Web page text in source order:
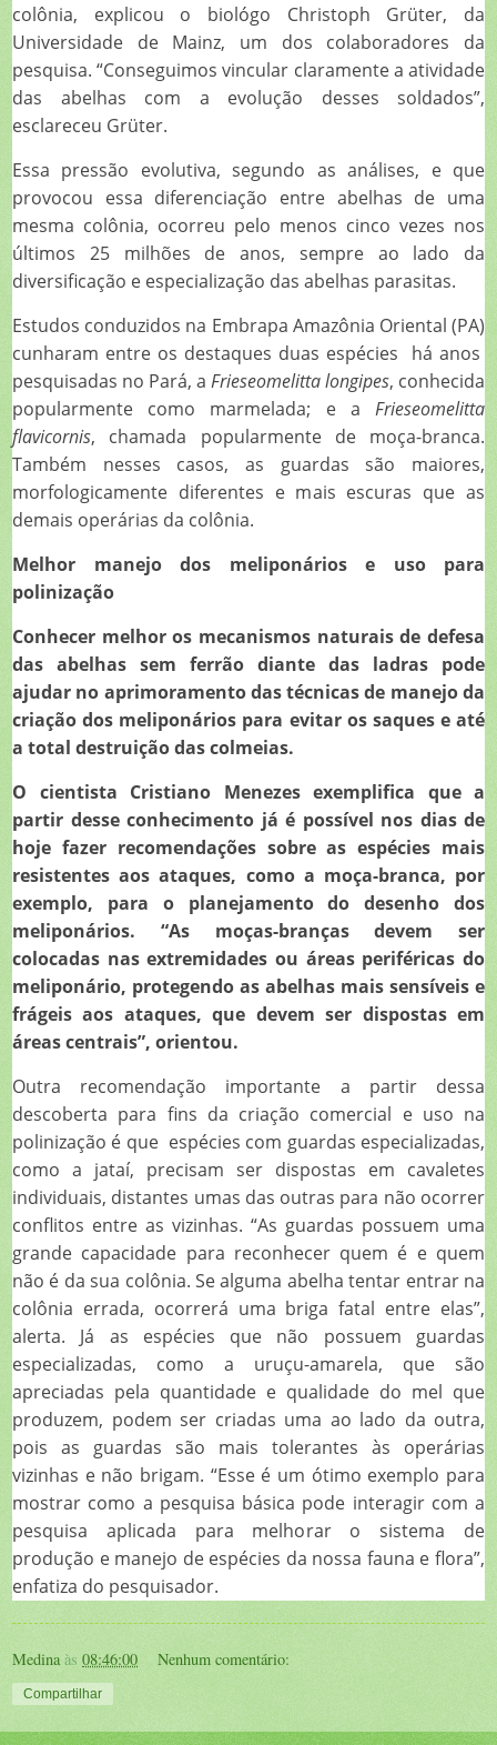
colônia, explicou o biológo Christoph Grüter, da
Universidade de Mainz, um dos colaboradores da
pesquisa. “Conseguimos vincular claramente a atividade
das abelhas com a evolução desses soldados”,
esclareceu Grüter.
Essa pressão evolutiva, segundo as análises, e que
provocou essa diferenciação entre abelhas de uma
mesma colônia, ocorreu pelo menos cinco vezes nos
últimos 25 milhões de anos, sempre ao lado da
diversificação e especialização das abelhas parasitas.
Estudos conduzidos na Embrapa Amazônia Oriental (PA)
cunharam entre os destaques duas espécies há anos
pesquisadas no Pará, a Frieseomelitta longipes, conhecida
popularmente como marmelada; e a Frieseomelitta
flavicornis, chamada popularmente de moça-branca.
Também nesses casos, as guardas são maiores,
morfologicamente diferentes e mais escuras que as
demais operárias da colônia.
Melhor manejo dos meliponários e uso para
polinização
Conhecer melhor os mecanismos naturais de defesa
das abelhas sem ferrão diante das ladras pode
ajudar no aprimoramento das técnicas de manejo da
criação dos meliponários para evitar os saques e até
a total destruição das colmeias.
O cientista Cristiano Menezes exemplifica que a
partir desse conhecimento já é possível nos dias de
hoje fazer recomendações sobre as espécies mais
resistentes aos ataques, como a moça-branca, por
exemplo, para o planejamento do desenho dos
meliponários. “As moças-branças devem ser
colocadas nas extremidades ou áreas periféricas do
meliponário, protegendo as abelhas mais sensíveis e
frágeis aos ataques, que devem ser dispostas em
áreas centrais”, orientou.
Outra recomendação importante a partir dessa
descoberta para fins da criação comercial e uso na
polinização é que espécies com guardas especializadas,
como a jataí, precisam ser dispostas em cavaletes
individuais, distantes umas das outras para não ocorrer
conflitos entre as vizinhas. “As guardas possuem uma
grande capacidade para reconhecer quem é e quem
não é da sua colônia. Se alguma abelha tentar entrar na
colônia errada, ocorrerá uma briga fatal entre elas”,
alerta. Já as espécies que não possuem guardas
especializadas, como a uruçu-amarela, que são
apreciadas pela quantidade e qualidade do mel que
produzem, podem ser criadas uma ao lado da outra,
pois as guardas são mais tolerantes às operárias
vizinhas e não brigam. “Esse é um ótimo exemplo para
mostrar como a pesquisa básica pode interagir com a
pesquisa aplicada para melhorar o sistema de
produção e manejo de espécies da nossa fauna e flora”,
enfatiza do pesquisador.
Medina às 08:46:00 Nenhum comentário:
Compartilhar